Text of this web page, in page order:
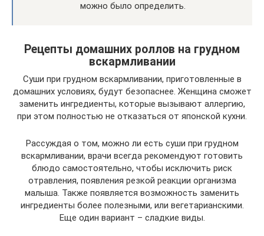
можно было определить.
Рецепты домашних роллов на грудном
вскармливании
Суши при грудном вскармливании, приготовленные в
домашних условиях, будут безопаснее. Женщина сможет
заменить ингредиенты, которые вызывают аллергию,
при этом полностью не отказаться от японской кухни.
Рассуждая о том, можно ли есть суши при грудном
вскармливании, врачи всегда рекомендуют готовить
блюдо самостоятельно, чтобы исключить риск
отравления, появления резкой реакции организма
малыша. Также появляется возможность заменить
ингредиенты более полезными, или вегетарианскими.
Еще один вариант – сладкие виды.